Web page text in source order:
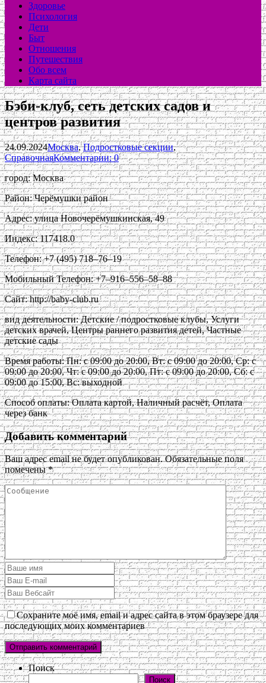
Здоровье
Психология
Дети
Быт
Отношения
Путешествия
Обо всем
Карта сайта
Бэби-клуб, сеть детских садов и
центров развития
24.09.2024Москва,Подростковые секции,
СправочнаяКомментарии: 0
город: Москва
Район: Черёмушки район
Адрес: улица Новочерёмушкинская, 49
Индекс: 117418.0
Телефон: +7 (495) 718‒76‒19
Мобильный Телефон: +7‒916‒556‒58‒88
Сайт: http://baby-club.ru
вид деятельности: Детские / подростковые клубы, Услуги
детских врачей, Центры раннего развития детей, Частные
детские сады
Время работы: Пн: с 09:00 до 20:00, Вт: с 09:00 до 20:00, Ср: с
09:00 до 20:00, Чт: с 09:00 до 20:00, Пт: с 09:00 до 20:00, Сб: с
09:00 до 15:00, Вс: выходной
Способ оплаты: Оплата картой, Наличный расчёт, Оплата
через банк
Добавить комментарий
Ваш адрес email не будет опубликован. Обязательные поля
помечены*
Сохраните моё имя, email и адрес сайта в этом браузере для
последующих моих комментариев
Поиск
Поиск